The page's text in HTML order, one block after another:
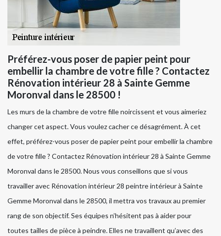
Préférez-vous poser de papier peint pour
embellir la chambre de votre fille ? Contactez
Rénovation intérieur 28 à Sainte Gemme
Moronval dans le 28500 !
Les murs de la chambre de votre fille noircissent et vous aimeriez
changer cet aspect. Vous voulez cacher ce désagrément. À cet
effet, préférez-vous poser de papier peint pour embellir la chambre
de votre fille ? Contactez Rénovation intérieur 28 à Sainte Gemme
Moronval dans le 28500. Nous vous conseillons que si vous
travailler avec Rénovation intérieur 28 peintre intérieur à Sainte
Gemme Moronval dans le 28500, il mettra vos travaux au premier
rang de son objectif. Ses équipes n’hésitent pas à aider pour
toutes tailles de pièce à peindre. Elles ne travaillent qu’avec des